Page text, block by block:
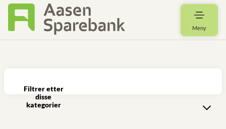
Meny
Filtrer etter
disse
kategorier